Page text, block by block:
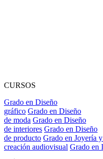
CURSOS
Grado en Diseño
gráfico Grado en Diseño
de moda Grado en Diseño
de interiores Grado en Diseño
de producto Grado en Joyería
creación audiovisual Grado en